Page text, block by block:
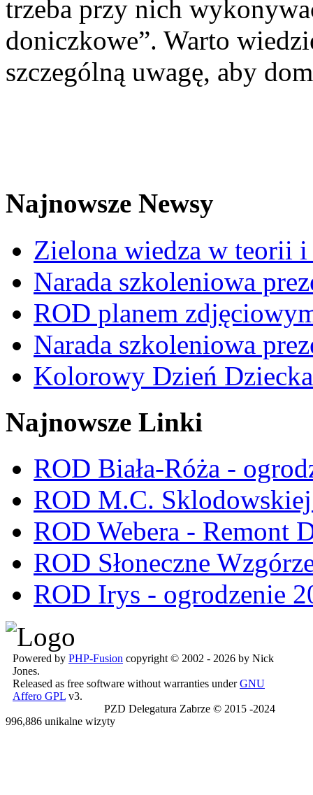
trzeba przy nich
doniczkowe”. Warto
szczególną uwagę, aby
Najnowsze Newsy
Zielona wiedza w teorii
Narada szkoleniowa
ROD planem
Narada szkoleniowa
Kolorowy Dzień
Najnowsze Linki
ROD Biała-Róża -
ROD M.C.
ROD Webera - Remont
ROD Słoneczne
ROD Irys - ogrodzenie
Powered by PHP-Fusion copyright © 2002 - 2026 by Nick
Jones.
Released as free software without warranties underGNU
Affero GPL v3.
PZD Delegatura Zabrze © 2015 -2024
996,886 unikalne wizyty